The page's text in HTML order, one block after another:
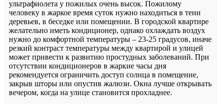
ультрафиолета у пожилых очень высок. Пожилому
человеку в жаркое время суток нужно находиться в тени
деревьев, в беседке или помещении. В городской квартире
желательно иметь кондиционер, однако охлаждать воздух
нужно до комфортной температуры – 23-25 градусов, иначе
резкий контраст температуры между квартирой и улицей
может привести к развитию простудных заболеваний. При
отсутствии кондиционеров в жаркие часы дня
рекомендуется ограничить доступ солнца в помещение,
закрыв шторы или опустив жалюзи. Окна лучше открывать
вечером, когда на улице становится прохладнее.